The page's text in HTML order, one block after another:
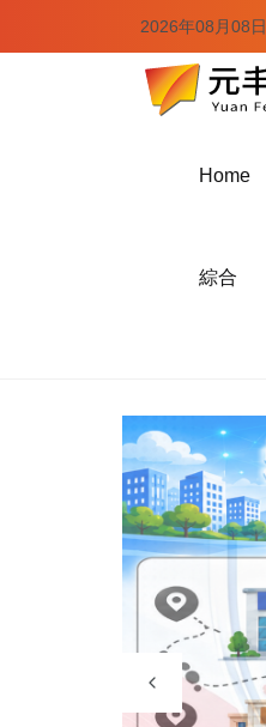
2026年08月08日
Home
綜合